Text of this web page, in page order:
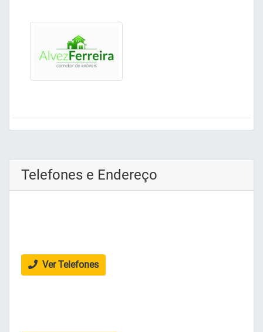
Telefones e Endereço
Ver Telefones